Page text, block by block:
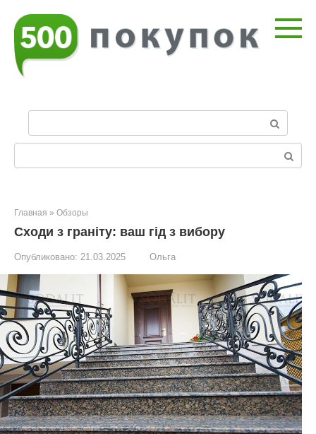
контенту
о
и
Главная » Обзоры
Сходи з граніту: ваш гід з вибору
Опубликовано: 21.03.2025 Ольга